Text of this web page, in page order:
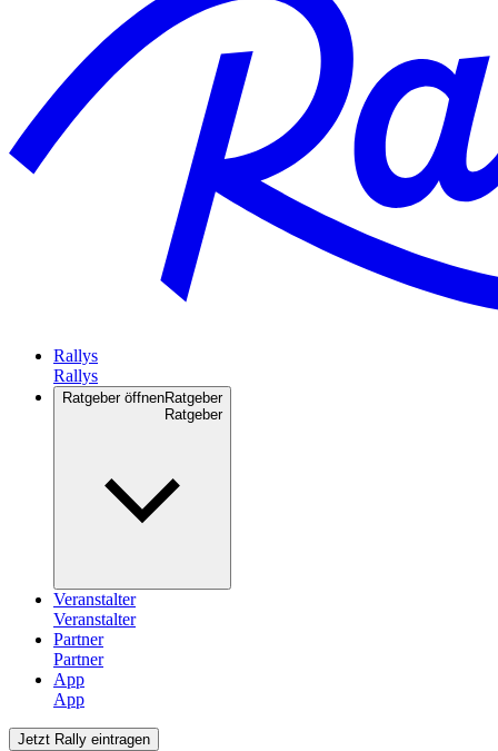
Rallys
Ratgeber öffnenRatgeber
Veranstalter
Partner
App
Jetzt Rally eintragen